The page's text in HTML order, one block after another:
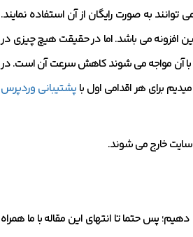
به صورت رایگان از آن استفاده نمایند.
افزونه می باشد. اما در حقیقت هیچ چیزی در
با آن مواجه می شوند کاهش سرعت آن است. در
برای هر اقدامی اول با پشتیبانی وردپرس
سایت خارج می شوند.
پس حتما تا انتهای این مقاله با ما همراه